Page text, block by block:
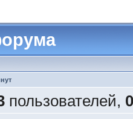
пользователей, 0